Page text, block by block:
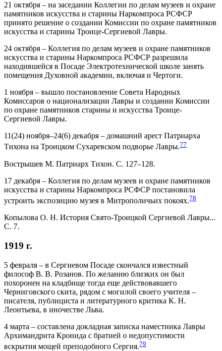
21 октября – на заседании Коллегии по делам музеев и охране
памятников искусства и старины Наркомпроса РСФСР
принято решение о создании Комиссии по охране памятников
искусства и старины Троице-Сергиевой Лавры.
24 октября – Коллегия по делам музеев и охране памятников
искусства и старины Наркомпроса РСФСР разрешила
находившейся в Посаде Электротехнической школе занять
помещения Духовной академии, включая и Чертоги.
1 ноября – вышло постановление Совета Народных
Комиссаров о национализации Лавры и создании Комиссии
по охране памятников старины и искусства Троице-
Сергиевой Лавры.
11(24) ноября–24(6) декабря – домашний арест Патриарха
Тихона на Троицком Сухаревском подворье Лавры.77
Вострышев М. Патриарх Тихон. С. 127–128.
17 декабря – Коллегия по делам музеев и охране памятников
искусства и старины Наркомпроса РСФСР постановила
устроить экспозицию музея в Митрополичьих покоях.78
Копылова О. Н. История Свято-Троицкой Сергиевой Лавры...
С. 7.
1919 г.
5 февраля – в Сергиевом Посаде скончался известный
философ В. В. Розанов. По желанию близких он был
похоронен на кладбище тогда еще действовавшего
Черниговского скита, рядом с могилой своего учителя –
писателя, публициста и литературного критика К. Н.
Леонтьева, в иночестве Льва.
4 марта – составлена докладная записка наместника Лавры
Архимандрита Кронида с братией о недопустимости
вскрытия мощей преподобного Сергия.79